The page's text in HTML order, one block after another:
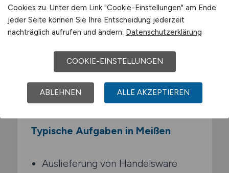
Anders als klassische Paketdienste lieferst
du haeufig sperrige oder hochwertige
Gueter wie Moebel. Haushaltsgeraete
oder Getraenke. Oft stellst du die Produkte
beim Kunden auf. raeumst
Verpackungsmaterial mit und vermittelst
so ein persoenliches Einkaufserlebnis.
Typische Aufgaben in Meißen
Auslieferung von Handelsware
Cookies zu. Unter dem Link "Cookie-Einstellungen" am Ende
jeder Seite können Sie Ihre Entscheidung jederzeit
nachträglich aufrufen und ändern. Datenschutzerklärung
COOKIE-EINSTELLUNGEN
ABLEHNEN ALLE AKZEPTIEREN